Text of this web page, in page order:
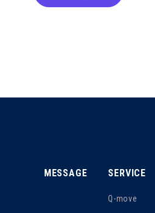
MESSAGE SERVICE
Q-move